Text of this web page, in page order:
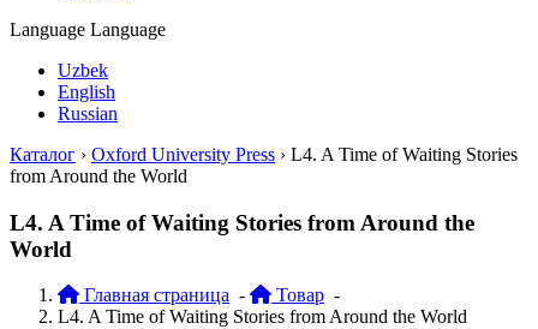
Language Language
Uzbek
English
Russian
Каталог › Oxford University Press › L4. A Time of Waiting Stories
from Around the World
L4. A Time of Waiting Stories from Around the
World
Главная страница - Товар -
L4. A Time of Waiting Stories from Around the World